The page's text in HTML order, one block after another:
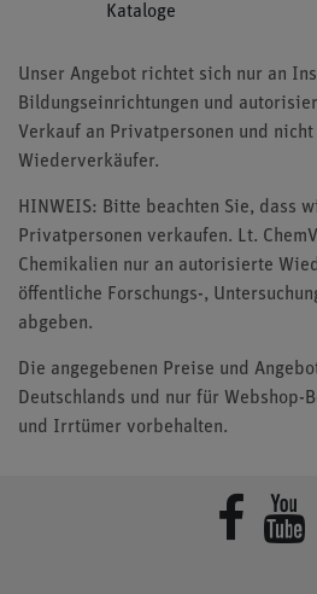
Kataloge
Unser Angebot richtet sich nur an
Bildungseinrichtungen und
Verkauf an Privatpersonen und
Wiederverkäufer.
HINWEIS: Bitte beachten Sie, dass
Privatpersonen verkaufen. Lt.
Chemikalien nur an autorisierte
öffentliche Forschungs-,
abgeben.
Die angegebenen Preise und
Deutschlands und nur für Webshop-
und Irrtümer vorbehalten.